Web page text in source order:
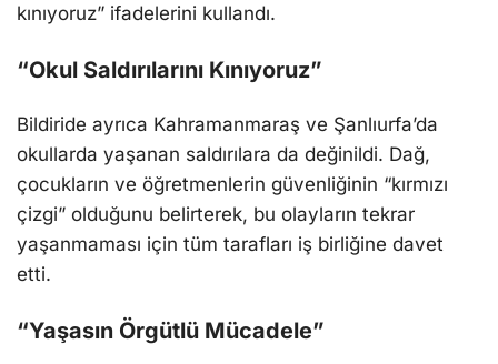
kınıyoruz” ifadelerini kullandı.
“Okul Saldırılarını Kınıyoruz”
Bildiride ayrıca Kahramanmaraş ve Şanlıurfa’da
okullarda yaşanan saldırılara da değinildi. Dağ,
çocukların ve öğretmenlerin güvenliğinin “kırmızı
çizgi” olduğunu belirterek, bu olayların tekrar
yaşanmaması için tüm tarafları iş birliğine davet
etti.
“Yaşasın Örgütlü Mücadele”